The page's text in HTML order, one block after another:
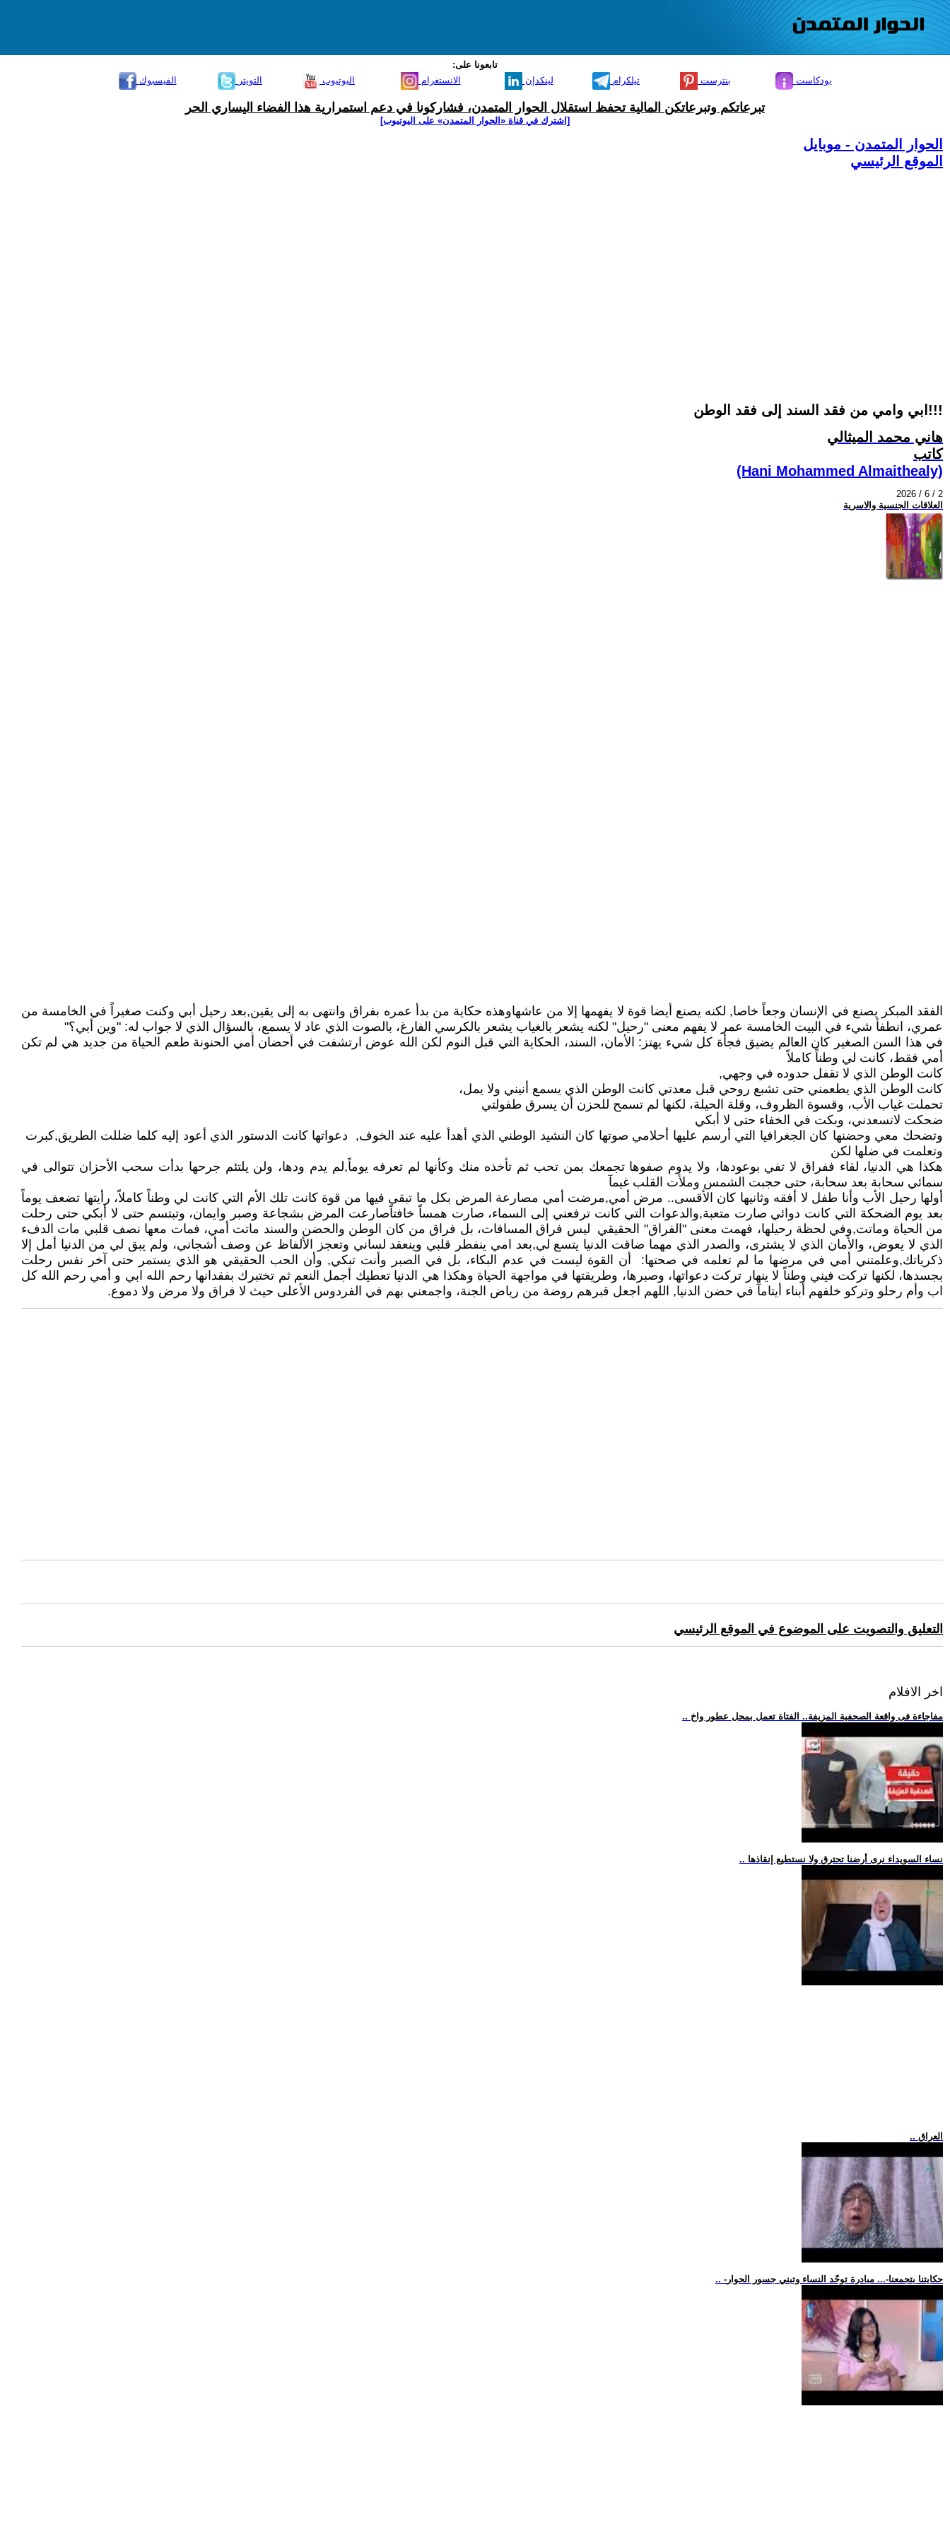
تابعونا على:
الفيسبوك
التويتر اليوتيوب الانستغرام لينكدإن تيلكرام بنترست بودكاست
تبرعاتكم وتبرعاتكن المالية تحفظ استقلال الحوار المتمدن، فشاركونا في دعم استمرارية هذا الفضاء اليساري الحر
[اشترك في قناة ‫«الحوار المتمدن» على اليوتيوب]
الحوار المتمدن - موبايل
الموقع الرئيسي
ابي وامي من فقد السند إلى فقد الوطن!!!
هاني محمد الميثالي
كاتب
(Hani Mohammed Almaithealy)
2026 / 6 / 2
العلاقات الجنسية والاسرية
الفقد المبكر يصنع في الإنسان وجعاً خاصا, لكنه يصنع أيضا قوة لا يفهمها إلا من عاشهاوهذه حكاية من بدأ عمره بفراق وانتهى به إلى يقين,بعد رحيل أبي وكنت صغيراً في الخامسة من
عمري، انطفأ شيء في البيت الخامسة عمر لا يفهم معنى "رحيل" لكنه يشعر بالغياب يشعر بالكرسي الفارغ، بالصوت الذي عاد لا يسمع، بالسؤال الذي لا جواب له: "وين أبي؟"
في هذا السن الصغير كان العالم يضيق فجأة كل شيء يهتز: الأمان، السند، الحكاية التي قبل النوم لكن الله عوض ارتشفت في أحضان أمي الحنونة طعم الحياة من جديد هي لم تكن
أمي فقط، كانت لي وطناً كاملاً
كانت الوطن الذي لا تقفل حدوده في وجهي,
كانت الوطن الذي يطعمني حتى تشبع روحي قبل معدتي كانت الوطن الذي يسمع أنيني ولا يمل،
تحملت غياب الأب، وقسوة الظروف، وقلة الحيلة، لكنها لم تسمح للحزن أن يسرق طفولتي
ضحكت لاتسعدني، وبكت في الخفاء حتى لا أبكي
وتضحك معي وحضنها كان الجغرافيا التي أرسم عليها أحلامي صوتها كان النشيد الوطني الذي أهدأ عليه عند الخوف, دعواتها كانت الدستور الذي أعود إليه كلما ضللت الطريق,كبرت
وتعلمت في ضلها لكن
هكذا هي الدنيا، لقاء ففراق لا تفي بوعودها، ولا يدوم صفوها تجمعك بمن تحب ثم تأخذه منك وكأنها لم تعرفه يوماً,لم يدم ودها، ولن يلتئم جرحها بدأت سحب الأحزان تتوالى في
سمائي سحابة بعد سحابة، حتى حجبت الشمس وملأت القلب غيمآ
أولها رحيل الأب وأنا طفل لا أفقه وثانيها كان الأقسى.. مرض أمي,مرضت أمي مصارعة المرض بكل ما تبقى فيها من قوة كانت تلك الأم التي كانت لي وطناً كاملاً، رأيتها تضعف يوماً
بعد يوم الضحكة التي كانت دوائي صارت متعبة,والدعوات التي كانت ترفعني إلى السماء، صارت همساً خافتاًصارعت المرض بشجاعة وصبر وايمان، وتبتسم حتى لا أبكي حتى رحلت
من الحياة وماتت,وفي لحظة رحيلها، فهمت معنى "الفراق" الحقيقي ليس فراق المسافات، بل فراق من كان الوطن والحضن والسند ماتت أمي، فمات معها نصف قلبي مات الدفء
الذي لا يعوض، والأمان الذي لا يشترى، والصدر الذي مهما ضاقت الدنيا يتسع لي,بعد امي ينفطر قلبي وينعقد لساني وتعجز الألفاظ عن وصف أشجاني، ولم يبق لي من الدنيا أمل إلا
ذكرياتك,وعلمتني أمي في مرضها ما لم تعلمه في صحتها: أن القوة ليست في عدم البكاء، بل في الصبر وأنت تبكي, وأن الحب الحقيقي هو الذي يستمر حتى آخر نفس رحلت
بجسدها، لكنها تركت فيني وطناً لا ينهار تركت دعواتها، وصبرها، وطريقتها في مواجهة الحياة وهكذا هي الدنيا تعطيك أجمل النعم ثم تختبرك بفقدانها رحم الله ابي و أمي رحم الله كل
اب وأم رحلو وتركو خلفهم أبناء أيتامآ في حضن الدنيا, اللهم اجعل قبرهم روضة من رياض الجنة، واجمعني بهم في الفردوس الأعلى حيث لا فراق ولا مرض ولا دموع.
التعليق والتصويت على الموضوع في الموقع الرئيسي
اخر الافلام
.. مفاجاءة فى واقعة الصحفية المزيفة.. الفتاة تعمل بمحل عطور واخ
.. نساء السويداء نرى أرضنا تحترق ولا نستطيع إنقاذها
.. العراق
.. -حكايتنا بتجمعنا-... مبادرة توحّد النساء وتبني جسور الحوار